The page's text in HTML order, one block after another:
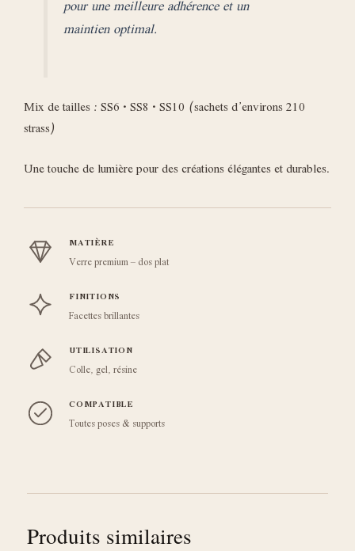
pour une meilleure adhérence et un
maintien optimal.
Mix de tailles : SS6 • SS8 • SS10 (sachets d’environs 210
strass)
Une touche de lumière pour des créations élégantes et durables.
MATIÈRE
Verre premium – dos plat
FINITIONS
Facettes brillantes
UTILISATION
Colle, gel, résine
COMPATIBLE
Toutes poses & supports
Produits similaires